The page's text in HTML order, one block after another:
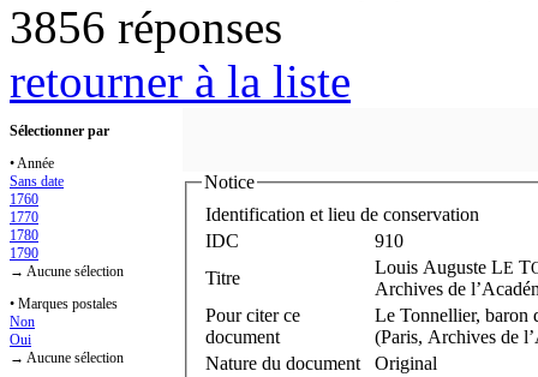
3856 réponses
retourner à la liste
Sélectionner par
• Année
Sans date
1760
1770
1780
1790
→ Aucune sélection
• Marques postales
Non
Oui
→ Aucune sélection
Notice
Identification et lieu de conservation
IDC
910
Titre
Louis Auguste LE T
Archives de
Pour citer ce
document
Le Tonnellier, baron
(Paris, Archives de
Nature du document
Original